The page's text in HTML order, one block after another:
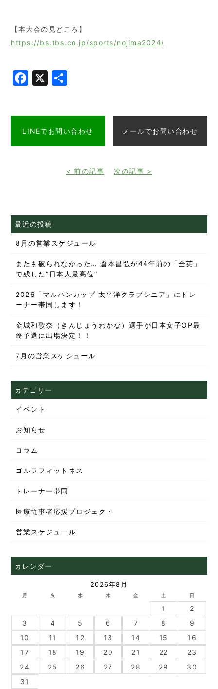
【本大会の見どころ】
https://bs.tbs.co.jp/sports/nojima2024/
Facebook
X
LINEでお問い合わせ メールでお問い合わせ
< 前の記事 次の記事 >
最近の投稿
8月の営業スケジュール
またも破られなかった… 倉本昌弘が44年前の「全英」
で残した“日本人最高位”
2026「マルハンカップ 太平洋クラブシニア」にトレ
ーナー帯同します！
金城和歌奈（きんじょうわかな）選手が日本女子OP最
終予選に出場決定！！
7月の営業スケジュール
カテゴリー
イベント
お知らせ
コラム
ゴルフフィットネス
トレーナー帯同
医療従事者応援プロジェクト
営業スケジュール
カレンダー
2026年8月
月 火 水 木 金 土 日
1
2
3
4 5 6 7 8
9
10
11 12 13 14 15
16
17
18 19 20 21 22
23
24
25 26 27 28 29
30
31